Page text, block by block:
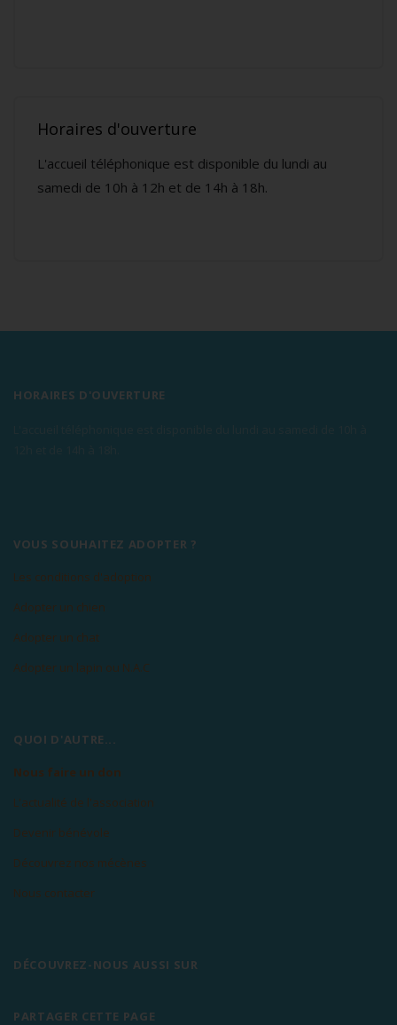
Horaires d'ouverture
L'accueil téléphonique est disponible du lundi au
samedi de 10h à 12h et de 14h à 18h.
HORAIRES D'OUVERTURE
VOUS SOUHAITEZ ADOPTER ?
Les conditions d'adoption
Adopter un chien
Adopter un chat
Adopter un lapin ou N.A.C
QUOI D'AUTRE...
Nous faire un don
L'actualité de l'association
Devenir bénévole
Découvrez nos mécènes
Nous contacter
DÉCOUVREZ-NOUS AUSSI SUR
PARTAGER CETTE PAGE